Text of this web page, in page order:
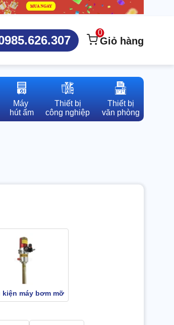
0
Giỏ hàng
Máy
hút ẩm
Thiết bị
công nghiệp
Thiết bị
văn phòng
kiện máy bơm mỡ